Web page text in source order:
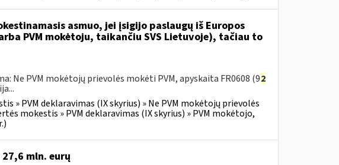
asmuo, jei įsigijo paslaugų iš Europos
PVM mokėtoju, taikančiu SVS Lietuvoje), tačiau to
Ne PVM mokėtojų prievolės mokėti PVM, apyskaita FR0608 (92
» PVM deklaravimas (IX skyrius) » Ne PVM mokėtojų prievolės
mokestis » PVM deklaravimas (IX skyrius) » PVM mokėtojo,
27,6 mln. eurų